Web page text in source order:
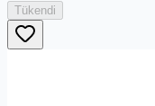
Tükendi